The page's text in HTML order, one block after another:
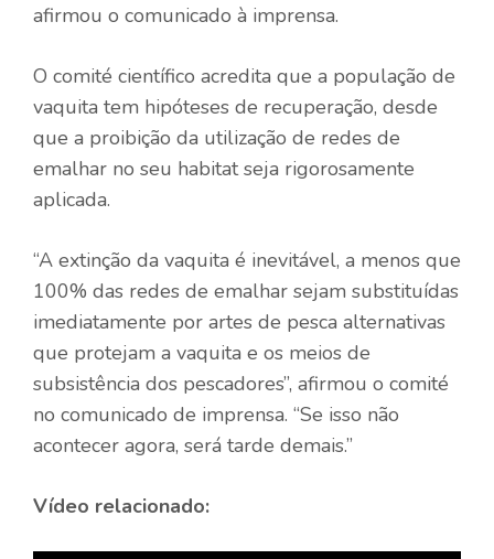
afirmou o comunicado à imprensa.
O comité científico acredita que a população de
vaquita tem hipóteses de recuperação, desde
que a proibição da utilização de redes de
emalhar no seu habitat seja rigorosamente
aplicada.
“A extinção da vaquita é inevitável, a menos que
100% das redes de emalhar sejam substituídas
imediatamente por artes de pesca alternativas
que protejam a vaquita e os meios de
subsistência dos pescadores”, afirmou o comité
no comunicado de imprensa. “Se isso não
acontecer agora, será tarde demais.”
Vídeo relacionado: